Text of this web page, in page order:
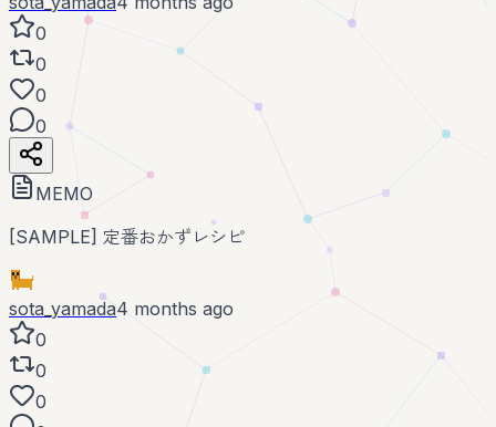
0
0
0
0
MEMO
[SAMPLE] 定番おかずレシピ
sota_yamada4 months ago
0
0
0